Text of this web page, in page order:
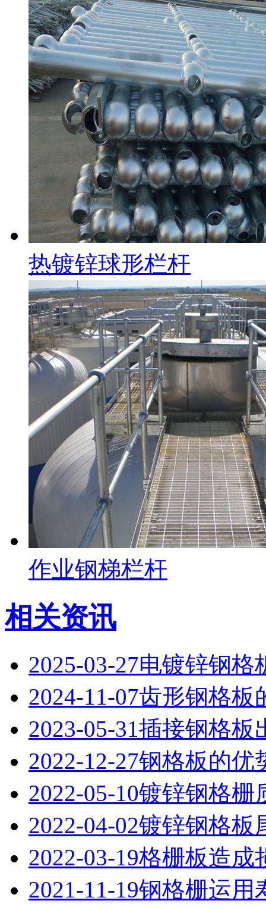
热镀锌球形栏杆
作业钢梯栏杆
相关资讯
2025-03-27电镀锌钢格
2024-11-07齿形钢格板
2023-05-31插接钢格板
2022-12-27钢格板的优
2022-05-10镀锌钢格栅
2022-04-02镀锌钢格板
2022-03-19格栅板造成
2021-11-19钢格栅运用